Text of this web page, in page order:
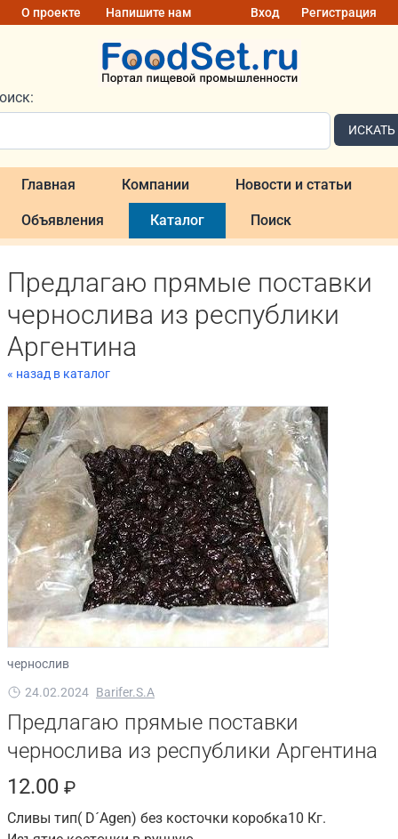
О проекте Напишите нам Вход Регистрация
ИСКАТЬ
Главная Компании Новости и статьи
Объявления Каталог Поиск
Предлагаю прямые поставки
чернослива из республики
Аргентина
« назад в каталог
чернослив
24.02.2024 Barifer.S.A
Предлагаю прямые поставки
чернослива из республики Аргентина
12.00 ₽
Сливы тип( D´Agen) без косточки коробка10 Кг.